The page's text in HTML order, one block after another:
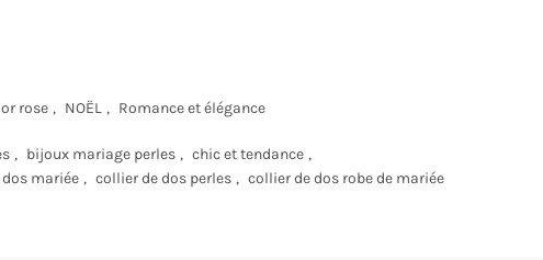
rose , NOËL , Romance et élégance
, bijoux mariage perles , chic et tendance ,
mariée , collier de dos perles , collier de dos robe de mariée